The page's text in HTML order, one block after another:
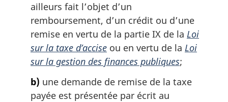
ailleurs fait l’objet d’un
remboursement, d’un crédit ou d’une
remise en vertu de la partie IX de la Loi
sur la taxe d’accise ou en vertu de la Loi
sur la gestion des finances publiques;
b) une demande de remise de la taxe
payée est présentée par écrit au